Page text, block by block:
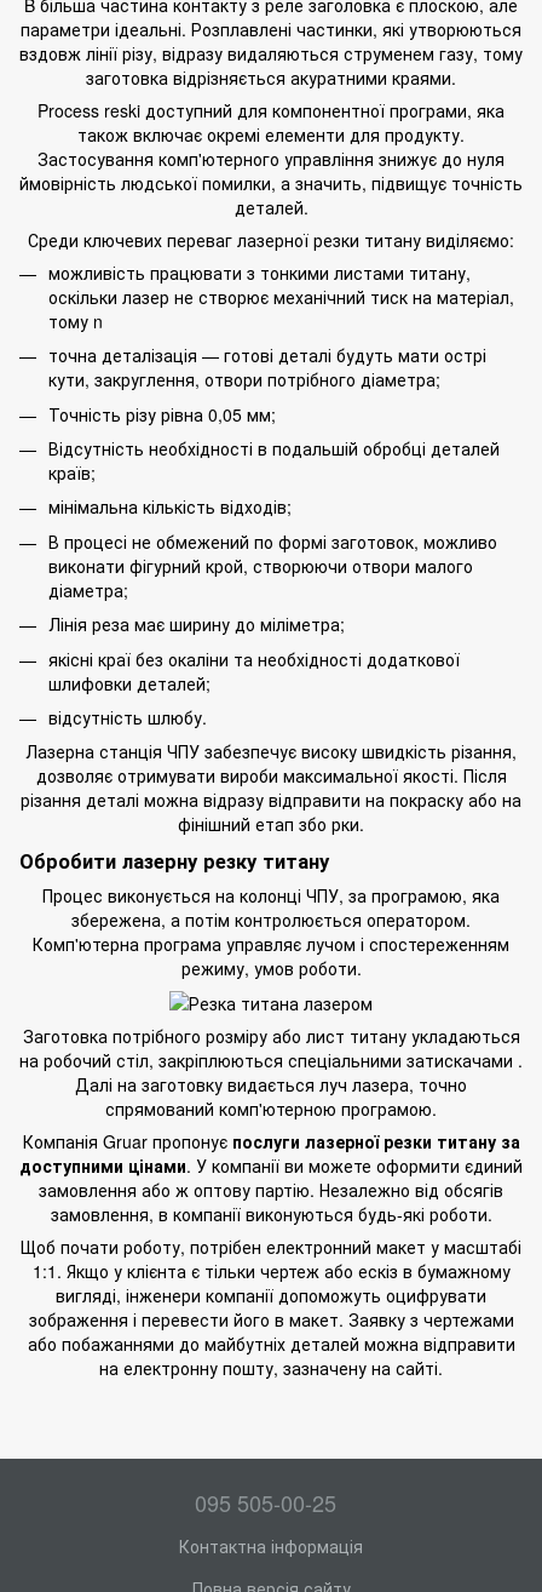
параметри ідеальні. Розплавлені частинки, які утворюються
вздовж лінії різу, відразу видаляються струменем газу, тому
заготовка відрізняється акуратними краями.
Process reski доступний для компонентної програми, яка
також включає окремі елементи для продукту.
Застосування комп'ютерного управління знижує до нуля
ймовірність людської помилки, а значить, підвищує точність
деталей.
Среди ключевих переваг лазерної резки титану виділяємо:
можливість працювати з тонкими листами титану,
оскільки лазер не створює механічний тиск на матеріал,
тому n
точна деталізація — готові деталі будуть мати острі
кути, закруглення, отвори потрібного діаметра;
Точність різу рівна 0,05 мм;
Відсутність необхідності в подальшій обробці деталей
країв;
мінімальна кількість відходів;
В процесі не обмежений по формі заготовок, можливо
виконати фігурний крой, створюючи отвори малого
діаметра;
Лінія реза має ширину до міліметра;
якісні краї без окаліни та необхідності додаткової
шлифовки деталей;
відсутність шлюбу.
Лазерна станція ЧПУ забезпечує високу швидкість різання,
дозволяє отримувати вироби максимальної якості. Після
різання деталі можна відразу відправити на покраску або на
фінішний етап збо рки.
Обробити лазерну резку титану
Процес виконується на колонці ЧПУ, за програмою, яка
збережена, а потім контролюється оператором.
Комп'ютерна програма управляє лучом і спостереженням
режиму, умов роботи.
Заготовка потрібного розміру або лист титану укладаються
на робочий стіл, закріплюються спеціальними затискачами .
Далі на заготовку видається луч лазера, точно
спрямований комп'ютерною програмою.
Компанія Gruar пропонує послуги лазерної резки титану за
доступними цінами. У компанії ви можете оформити єдиний
замовлення або ж оптову партію. Незалежно від обсягів
замовлення, в компанії виконуються будь-які роботи.
Щоб почати роботу, потрібен електронний макет у масштабі
1:1. Якщо у клієнта є тільки чертеж або ескіз в бумажному
вигляді, інженери компанії допоможуть оцифрувати
зображення і перевести його в макет. Заявку з чертежами
або побажаннями до майбутніх деталей можна відправити
на електронну пошту, зазначену на сайті.
095 505-00-25
Контактна інформація